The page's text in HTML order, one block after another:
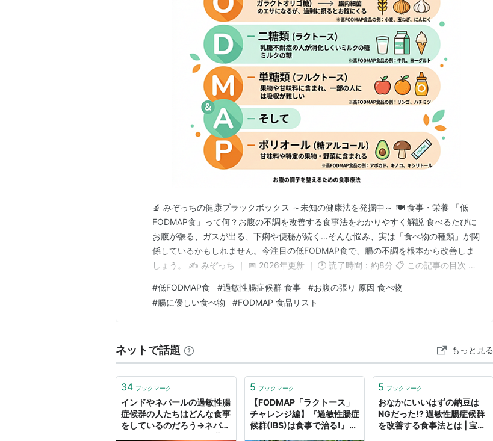
🔬 みぞっちの健康ブラックボックス ～未知の健康法を発掘中～ 🍽️ 食事・栄養 「低
FODMAP食」って何？お腹の不調を改善する食事法をわかりやすく解説 食べるたびに
お腹が張る、ガスが出る、下痢や便秘が続く…そんな悩み、実は「食べ物の種類」が関
係しているかもしれません。今注目の低FODMAP食で、腸の不調を根本から改善しま
しょう。 ✍️ みぞっち ｜ 📅 2026年更新 ｜ 🕐 読了時間：約8分 📋 この記事の目次 そ
がお腹の不調を引き起こすの？ 低FODMAP食が向いている人は？ 低FODMAP食品・…
#低FODMAP食 #過敏性腸症候群 食事 #お腹の張り 原因 食べ物
#腸に優しい食べ物 #FODMAP 食品リスト
ネットで話題 もっと見る
34 ブックマーク
インドやネパールの過敏性腸
症候群の人たちはどんな食事
をしているのだろう→ネパー
5 ブックマーク
【FODMAP「ラクトース」
チャレンジ編】『過敏性腸症
候群(IBS)は食事で治る!』＠
5 ブックマーク
おなかにいいはずの納豆は
NGだった!? 過敏性腸症候群
を改善する食事法とは | 宝島